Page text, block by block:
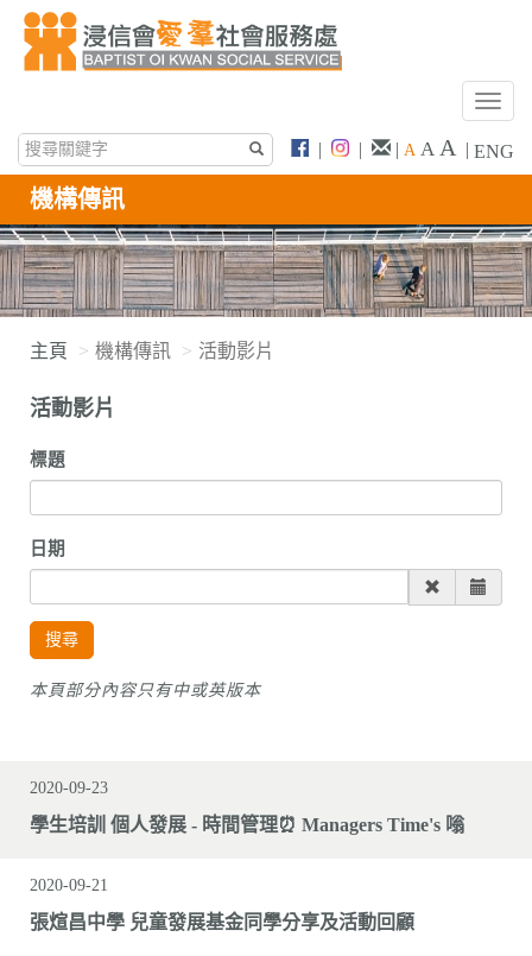
T
g
e
n
a
v
| | | A A A | ENG
機構傳訊
主頁 機構傳訊 活動影片
活動影片
標題
日期
搜尋
本頁部分內容只有中或英版本
2020-09-23
學生培訓 個人發展 - 時間管理⏰ Managers Time's 嗡
2020-09-21
張煊昌中學 兒童發展基金同學分享及活動回顧